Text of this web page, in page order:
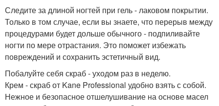
Следите за длиной ногтей при гель - лаковом покрытии.
Только в том случае, если вы знаете, что перерыв между
процедурами будет дольше обычного - подпиливайте
ногти по мере отрастания. Это поможет избежать
повреждений и сохранить эстетичный вид.
Побалуйте себя скраб - уходом раз в неделю.
Крем - скраб от Kane Professional удобно взять с собой.
Нежное и безопасное отшелушивание на основе масел